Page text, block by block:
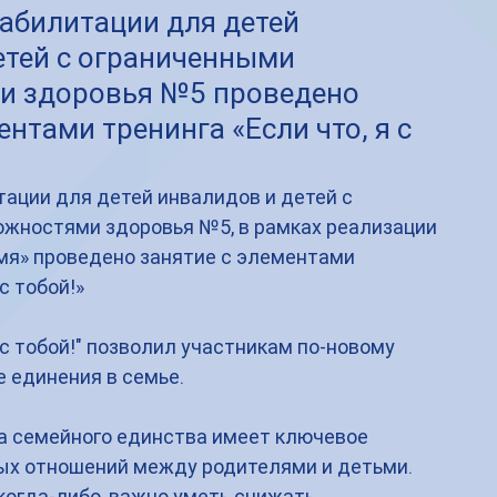
для детей
с ограниченными
здоровья №5 проведено
тренинга «Если что, я с
для детей инвалидов и детей с
здоровья №5, в рамках реализации
проведено занятие с элементами
тобой!»
единения в семье.
семейного единства имеет ключевое
отношений между родителями и детьми.